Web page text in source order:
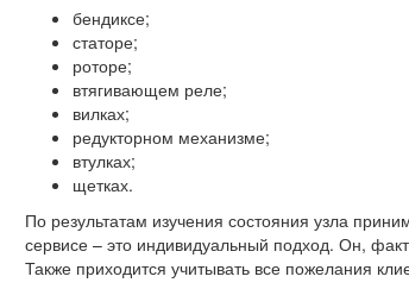
бендиксе;
статоре;
роторе;
втягивающем реле;
вилках;
редукторном механизме;
втулках;
щетках.
По результатам изучения состояния узла
сервисе – это индивидуальный подход. Он,
Также приходится учитывать все пожелания